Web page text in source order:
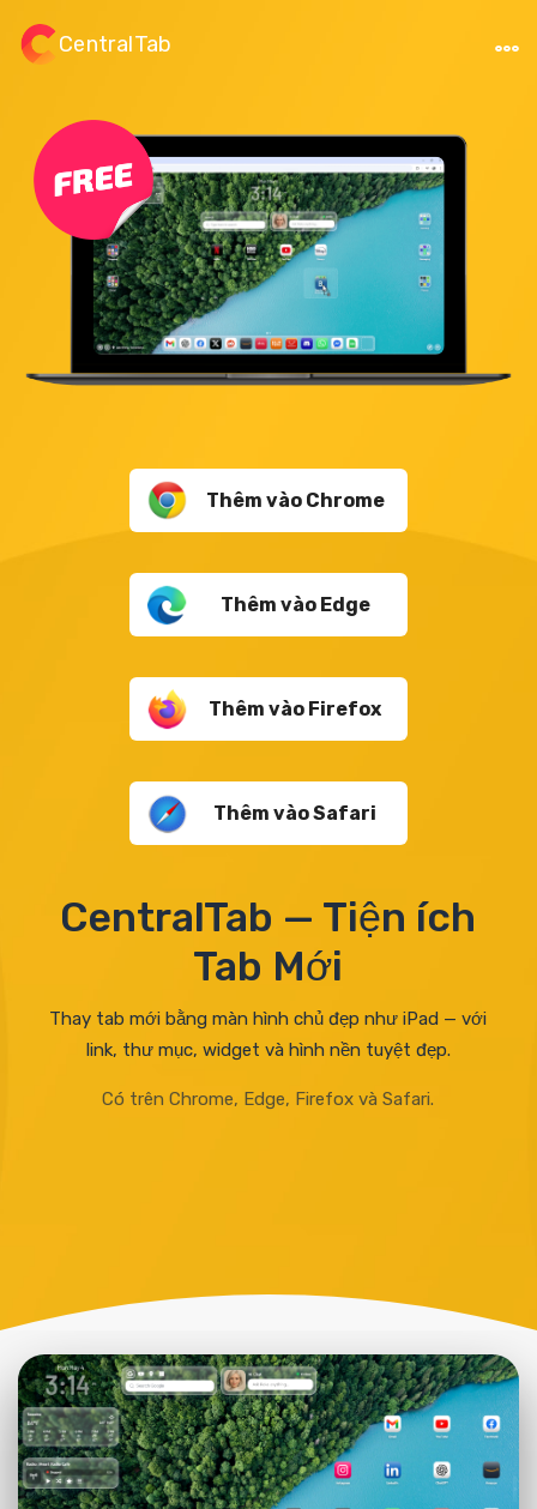
CentralTab
Thêm vào Chrome
Thêm vào Edge
Thêm vào Firefox
Thêm vào Safari
CentralTab — Tiện ích
Tab Mới
Thay tab mới bằng màn hình chủ đẹp như iPad — với
link, thư mục, widget và hình nền tuyệt đẹp.
Có trên Chrome, Edge, Firefox và Safari.